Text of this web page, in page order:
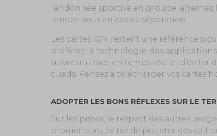
randonnée sportive en groupe, alternez
rendez-vous en cas de séparation.
Les cartes IGN restent une référence
préférez la technologie, des
suivre un tracé en temps réel et
quads. Pensez à télécharger vos cartes
ADOPTER LES BONS RÉFLEXES SUR LE
Sur les pistes, le respect des autres
promeneurs, évitez de projeter des